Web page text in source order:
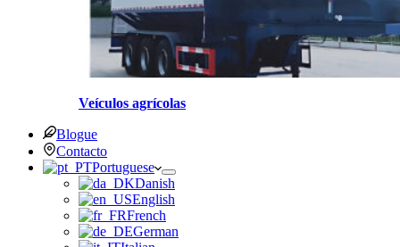
Veículos agrícolas
Blogue
Contacto
Portuguese
Danish
English
French
German